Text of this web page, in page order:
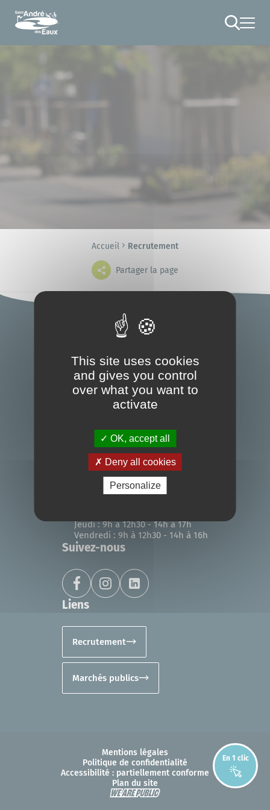
Accueil Recrutement
Partager la page
5, Place de la Mairie - BP5
44117 - Saint-André-des-Eaux
02 51 10 62 62
Nous contacter
Horaires d'ouverture
Lundi : 9h à 12h30
Jeudi : 9h à 12h30 - 14h à 17h
Vendredi : 9h à 12h30 - 14h à 16h
Suivez-nous
Liens
Recrutement
Marchés publics
Mentions légales
Politique de confidentialité
Accessibilité : partiellement conforme
Plan du site
Grands projets Mes démarches
Bibliothèque
En 1 clic
This site uses cookies
and gives you control
over what you want to
activate
OK, accept all
Deny all cookies
Personalize